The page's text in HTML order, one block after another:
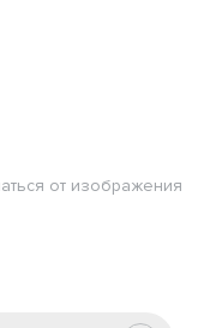
от изображения